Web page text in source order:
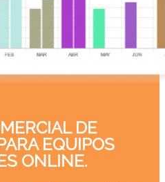
DE
EQUIPOS
ONLINE.